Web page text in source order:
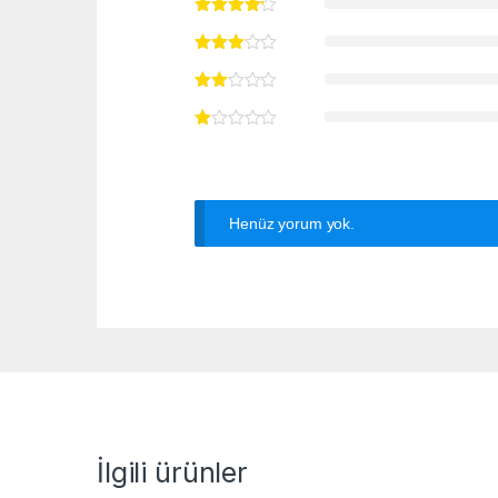
Henüz yorum yok.
İlgili ürünler